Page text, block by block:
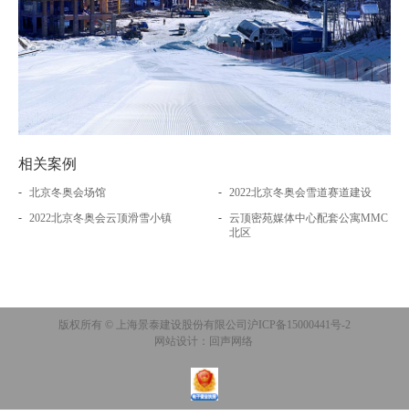
相关案例
- 北京冬奥会场馆 - 2022北京冬奥会雪道赛道建设
- 2022北京冬奥会云顶滑雪小镇 - 云顶密苑媒体中心配套公寓MMC
北区
版权所有 © 上海景泰建设股份有限公司 沪ICP备15000441号-2
网站设计：回声网络